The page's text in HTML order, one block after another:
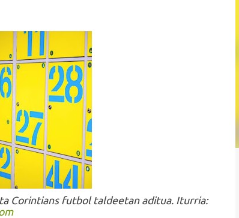
Corintians futbol taldeetan aditua. Iturria: